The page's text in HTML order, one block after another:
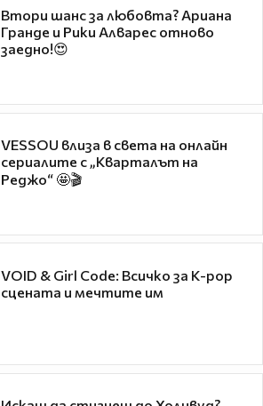
Втори шанс за любовта? Ариана
Гранде и Рики Алварес отново
заедно!😍
VESSOU влиза в света на онлайн
сериалите с „Кварталът на
Реджо“ 🤩🎬
VOID & Girl Code: Всичко за K-pop
сцената и мечтите им